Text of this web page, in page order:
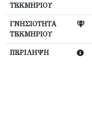
ΤΕΚΜΗΡΙΟΥ
ΓΝΗΣΙΟΤΗΤΑ
ΤΕΚΜΗΡΙΟΥ
ΠΕΡΙΛΗΨΗ